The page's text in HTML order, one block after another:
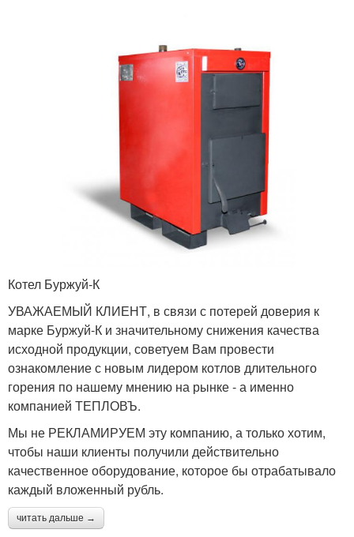
Котел Буржуй-К
УВАЖАЕМЫЙ КЛИЕНТ, в связи с потерей доверия к
марке Буржуй-К и значительному снижения качества
исходной продукции, советуем Вам провести
ознакомление с новым лидером котлов длительного
горения по нашему мнению на рынке - а именно
компанией ТЕПЛОВЪ.
Мы не РЕКЛАМИРУЕМ эту компанию, а только хотим,
чтобы наши клиенты получили действительно
качественное оборудование, которое бы отрабатывало
каждый вложенный рубль.
читать дальше →